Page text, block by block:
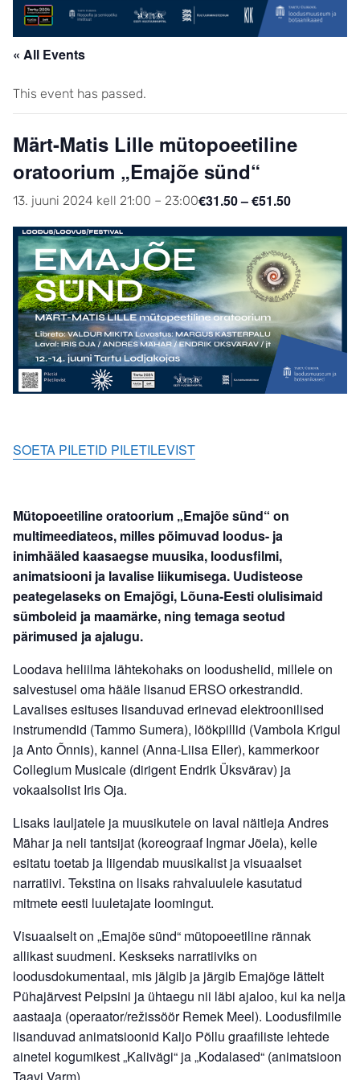
« All Events
This event has passed.
Märt-Matis Lille mütopoeetiline
oratoorium „Emajõe sünd“
13. juuni 2024 kell 21:00 – 23:00€31.50 – €51.50
SOETA PILETID PILETILEVIST
Mütopoeetiline oratoorium „Emajõe sünd“ on
multimeediateos, milles põimuvad loodus- ja
inimhääled kaasaegse muusika, loodusfilmi,
animatsiooni ja lavalise liikumisega. Uudisteose
peategelaseks on Emajõgi, Lõuna-Eesti olulisimaid
sümboleid ja maamärke, ning temaga seotud
pärimused ja ajalugu.
Loodava heliilma lähtekohaks on loodushelid, millele on
salvestusel oma hääle lisanud ERSO orkestrandid.
Lavalises esituses lisanduvad erinevad elektroonilised
instrumendid (Tammo Sumera), löökpillid (Vambola Krigul
ja Anto Õnnis), kannel (Anna-Liisa Eller), kammerkoor
Collegium Musicale (dirigent Endrik Üksvärav) ja
vokaalsolist Iris Oja.
Lisaks lauljatele ja muusikutele on laval näitleja Andres
Mähar ja neli tantsijat (koreograaf Ingmar Jõela), kelle
esitatu toetab ja liigendab muusikalist ja visuaalset
narratiivi. Tekstina on lisaks rahvaluulele kasutatud
mitmete eesti luuletajate loomingut.
Visuaalselt on „Emajõe sünd“ mütopoeetiline rännak
allikast suudmeni. Keskseks narratiiviks on
loodusdokumentaal, mis jälgib ja järgib Emajõge lättelt
Pühajärvest Peipsini ja ühtaegu nii läbi ajaloo, kui ka nelja
aastaaja (operaator/režissöör Remek Meel). Loodusfilmile
lisanduvad animatsioonid Kaljo Põllu graafiliste lehtede
ainetel kogumikest „Kalivägi“ ja „Kodalased“ (animatsioon